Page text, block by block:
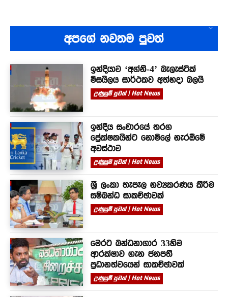
අපගේ නවතම පුවත්
ඉන්දියාව ‘අග්නි-4’ බැලැස්ටික්
මිසයිලය සාර්ථකව අත්හදා බලයි
උණුසුම් පුවත් | Hot News
ඉන්දීය සංචාරයේ තරග
ප්‍රේක්ෂකයින්ට නොමිලේ නැරඹීමේ
අවස්ථාව
උණුසුම් පුවත් | Hot News
ශ්‍රී ලංකා තැපෑල නව්‍යකරණය කිරීම
සම්බන්ධ සාකච්ඡාවක්
උණුසුම් පුවත් | Hot News
මෙරට බන්ධනාගාර 33හිම
ආරක්ෂාව ගැන ජනපති
ප්‍රධානත්වයෙන් සාකච්ඡාවක්
උණුසුම් පුවත් | Hot News